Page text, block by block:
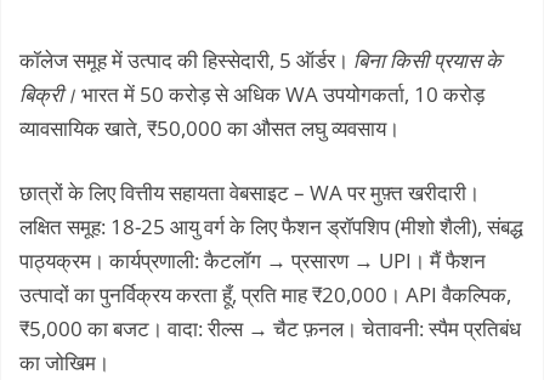
कॉलेज समूह में उत्पाद की हिस्सेदारी, 5 ऑर्डर। बिना किसी प्रयास के
बिक्री। भारत में 50 करोड़ से अधिक WA उपयोगकर्ता, 10 करोड़
व्यावसायिक खाते, ₹50,000 का औसत लघु व्यवसाय।
छात्रों के लिए वित्तीय सहायता वेबसाइट – WA पर मुफ़्त खरीदारी।
लक्षित समूह: 18-25 आयु वर्ग के लिए फैशन ड्रॉपशिप (मीशो शैली), संबद्ध
पाठ्यक्रम। कार्यप्रणाली: कैटलॉग → प्रसारण → UPI। मैं फैशन
उत्पादों का पुनर्विक्रय करता हूँ, प्रति माह ₹20,000। API वैकल्पिक,
₹5,000 का बजट। वादा: रील्स → चैट फ़नल। चेतावनी: स्पैम प्रतिबंध
का जोखिम।